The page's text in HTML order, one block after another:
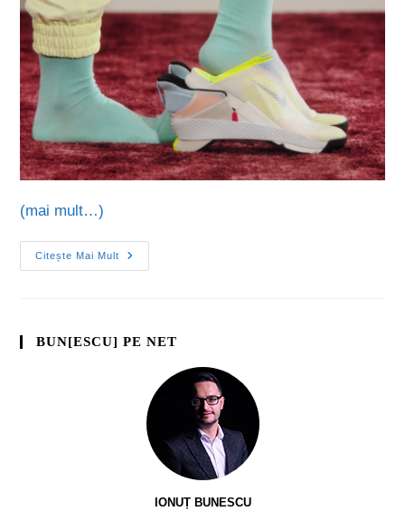
(mai mult…)
Citește Mai Mult
BUN[ESCU] PE NET
IONUȚ BUNESCU